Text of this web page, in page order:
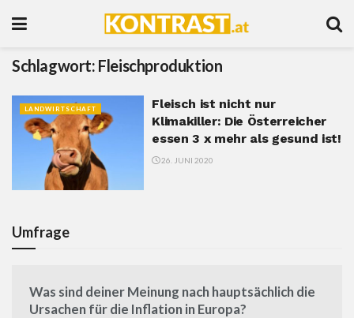
Schlagwort: Fleischproduktion
LANDWIRTSCHAFT
Fleisch ist nicht nur
Klimakiller: Die Österreicher
essen 3 x mehr als gesund ist!
26. JUNI 2020
Umfrage
Was sind deiner Meinung nach hauptsächlich die
Ursachen für die Inflation in Europa?